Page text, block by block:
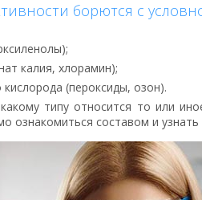
борются с
калия, хлорамин);
(пероксиды, озон).
типу относится то или
ознакомиться составом и